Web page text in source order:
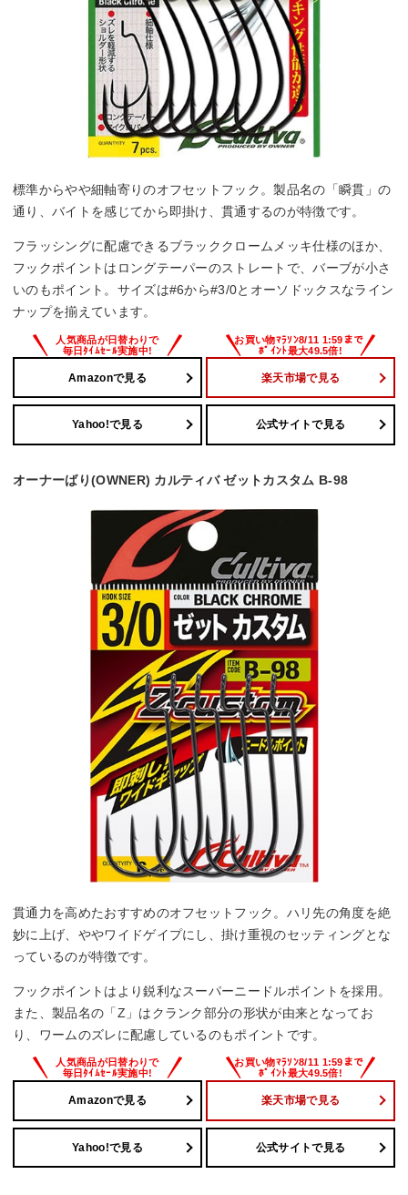
標準からやや細軸寄りのオフセットフック。製品名の「瞬貫」の
通り、バイトを感じてから即掛け、貫通するのが特徴です。
フラッシングに配慮できるブラッククロームメッキ仕様のほか、
フックポイントはロングテーパーのストレートで、バーブが小さ
いのもポイント。サイズは#6から#3/0とオーソドックスなライン
ナップを揃えています。
Amazonで見る 楽天市場で見る
Yahoo!で見る 公式サイトで見る
オーナーばり(OWNER) カルティバ ゼットカスタム B-98
貫通力を高めたおすすめのオフセットフック。ハリ先の角度を絶
妙に上げ、ややワイドゲイプにし、掛け重視のセッティングとな
っているのが特徴です。
フックポイントはより鋭利なスーパーニードルポイントを採用。
また、製品名の「Z」はクランク部分の形状が由来となってお
り、ワームのズレに配慮しているのもポイントです。
Amazonで見る 楽天市場で見る
Yahoo!で見る 公式サイトで見る